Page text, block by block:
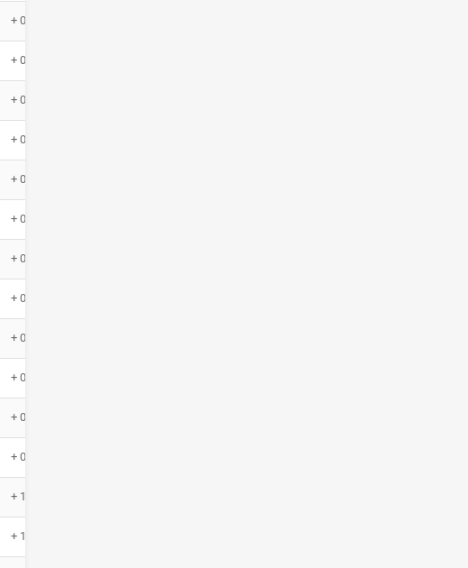
+ 0.316
+ 0.395
+ 0.411
+ 0.493
+ 0.604
+ 0.649
+ 0.732
+ 0.775
+ 0.777
+ 0.784
+ 0.855
+ 0.904
+ 1.240
+ 1.472